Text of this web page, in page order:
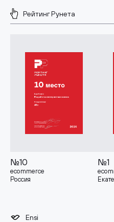
Рейтинг Рунета
№10
ecommerce
Россия
№1
Ensi